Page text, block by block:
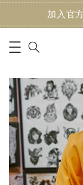
加入官